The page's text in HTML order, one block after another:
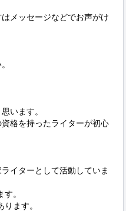
メッセージなどでお声がけ
います。
格を持ったライターが初心
イターとして活動していま
。
ます。